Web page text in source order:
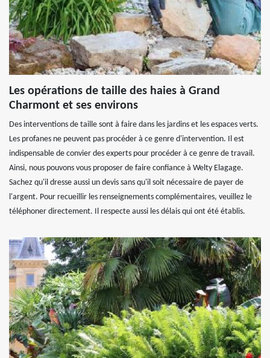
Les opérations de taille des haies à Grand
Charmont et ses environs
Des interventions de taille sont à faire dans les jardins et les espaces verts.
Les profanes ne peuvent pas procéder à ce genre d'intervention. Il est
indispensable de convier des experts pour procéder à ce genre de travail.
Ainsi, nous pouvons vous proposer de faire confiance à Welty Elagage.
Sachez qu'il dresse aussi un devis sans qu'il soit nécessaire de payer de
l'argent. Pour recueillir les renseignements complémentaires, veuillez le
téléphoner directement. Il respecte aussi les délais qui ont été établis.